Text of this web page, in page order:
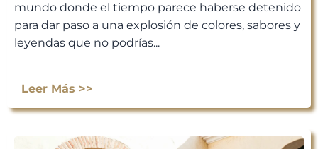
mundo donde el tiempo parece haberse detenido
para dar paso a una explosión de colores, sabores y
leyendas que no podrías...
Leer Más >>